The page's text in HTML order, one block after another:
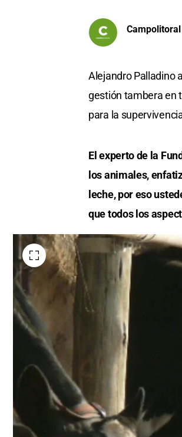
Campolitoral
Alejandro Palladino
gestión tambera en
para la
El experto de la
los animales,
leche, por eso
que todos los